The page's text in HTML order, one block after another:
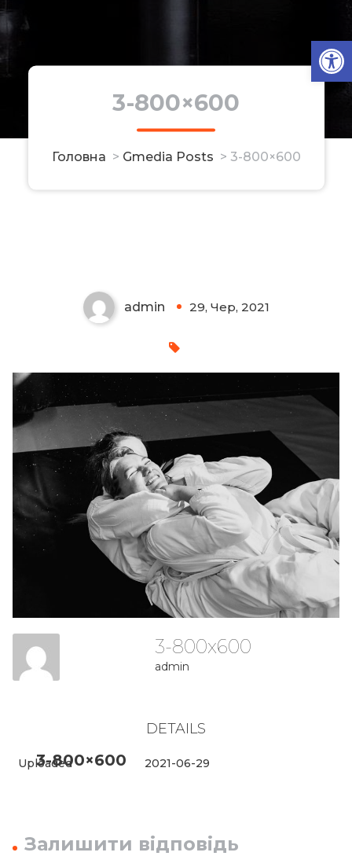
3-800×600
Головна > Gmedia Posts > 3-800×600
admin 29, Чер, 2021
3-800×600
3-800x600
admin
DETAILS
Uploaded 2021-06-29
Залишити відповідь